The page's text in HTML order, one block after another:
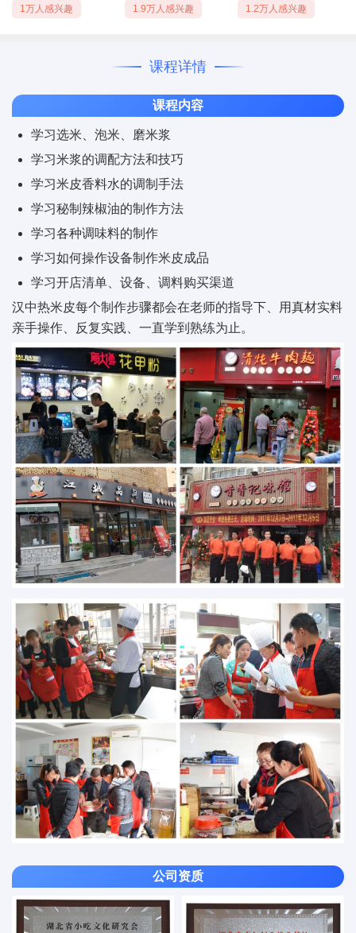
1万人感兴趣 1.9万人感兴趣 1.2万人感兴趣
课程详情
课程内容
学习选米、泡米、磨米浆
学习米浆的调配方法和技巧
学习米皮香料水的调制手法
学习秘制辣椒油的制作方法
学习各种调味料的制作
学习如何操作设备制作米皮成品
学习开店清单、设备、调料购买渠道
汉中热米皮每个制作步骤都会在老师的指导下、用真材实料
亲手操作、反复实践、一直学到熟练为止。
公司资质